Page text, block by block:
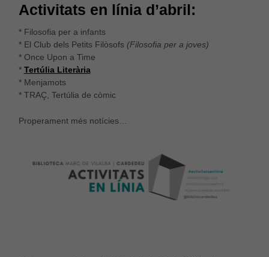
Activitats en línia d’abril:
* Filosofia per a infants
* El Club dels Petits Filòsofs (Filosofia per a joves)
* Once Upon a Time
* Tertúlia Literària
* Menjamots
* TRAÇ, Tertúlia de còmic
Properament més notícies…